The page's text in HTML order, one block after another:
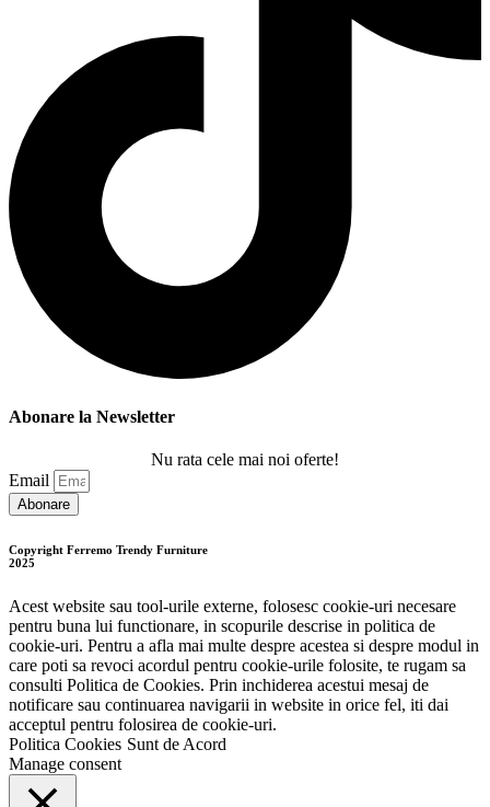
Abonare la Newsletter
Nu rata cele mai noi oferte!
Email
Abonare
Copyright Ferremo Trendy Furniture
2025
Acest website sau tool-urile externe, folosesc cookie-uri necesare
pentru buna lui functionare, in scopurile descrise in politica de
cookie-uri. Pentru a afla mai multe despre acestea si despre modul in
care poti sa revoci acordul pentru cookie-urile folosite, te rugam sa
consulti Politica de Cookies. Prin inchiderea acestui mesaj de
notificare sau continuarea navigarii in website in orice fel, iti dai
acceptul pentru folosirea de cookie-uri.
Politica Cookies Sunt de Acord
Manage consent